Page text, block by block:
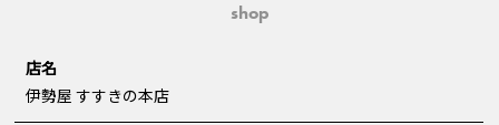
shop
店名
伊勢屋 すすきの本店